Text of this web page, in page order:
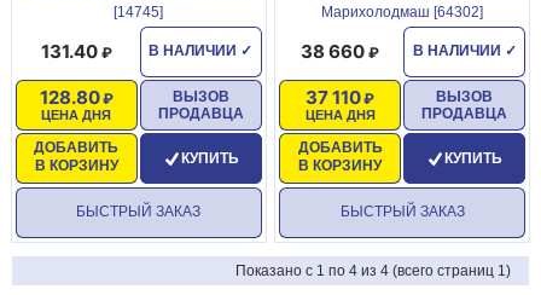
[14745]
В НАЛИЧИИ ✓
131.40
ЦЕНА ДНЯ
128.80
ДОБАВИТЬ
В КОРЗИНУ
ВЫЗОВ
ПРОДАВЦА
КУПИТЬ
БЫСТРЫЙ ЗАКАЗ
Марихолодмаш [64302]
В НАЛИЧИИ ✓
38 660
ЦЕНА ДНЯ
37 110
ДОБАВИТЬ
В КОРЗИНУ
ВЫЗОВ
ПРОДАВЦА
КУПИТЬ
БЫСТРЫЙ ЗАКАЗ
Показано с 1 по 4 из 4 (всего страниц 1)